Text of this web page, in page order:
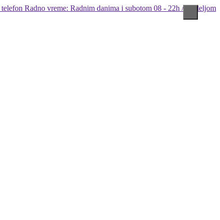
Radno vreme: Radnim danima i subotom 08 - 22h / Nedeljom